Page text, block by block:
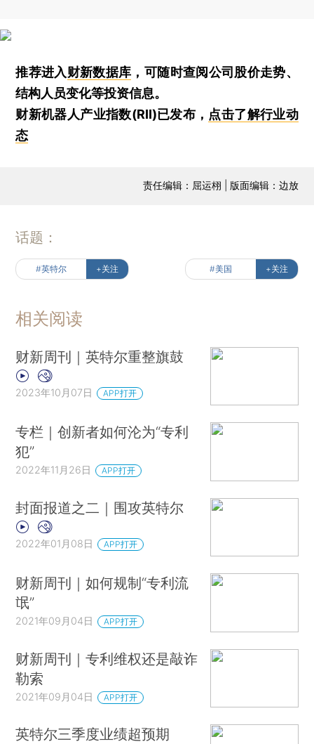
推荐进入财新数据库 ，可随时查阅公司股价走势、
结构人员变化等投资信息。
财新机器人产业指数(RII)已发布， 点击了解行业动
态
责任编辑：屈运栩 | 版面编辑：边放
话题：
#英特尔 +关注 #美国 +关注
相关阅读
财新周刊｜英特尔重整旗鼓
2023年10月07日 APP打开
专栏｜创新者如何沦为“专利
犯”
2022年11月26日 APP打开
封面报道之二｜围攻英特尔
2022年01月08日 APP打开
财新周刊｜如何规制“专利流
氓”
2021年09月04日 APP打开
财新周刊｜专利维权还是敲诈
勒索
2021年09月04日 APP打开
英特尔三季度业绩超预期